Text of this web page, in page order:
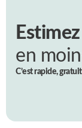
en
C’est rapide,